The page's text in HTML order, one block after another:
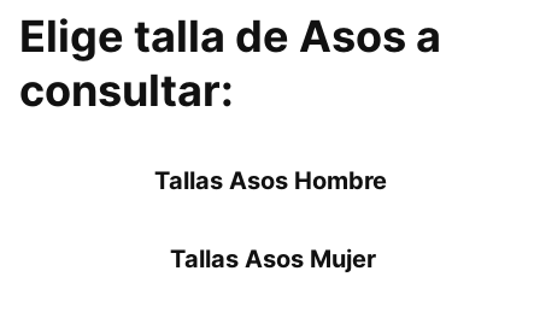
Elige talla de Asos a
consultar:
Tallas Asos Hombre
Tallas Asos Mujer